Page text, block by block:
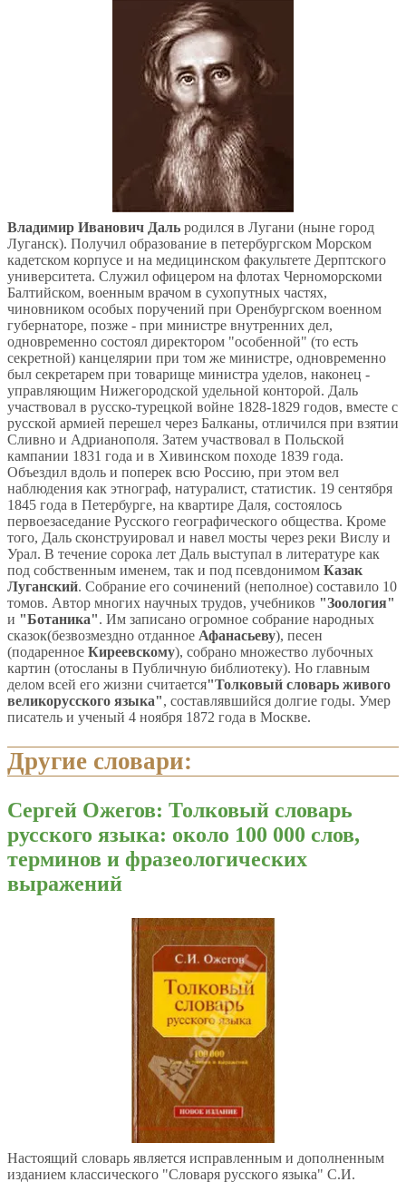
Владимир Иванович Даль родился в Лугани (ныне город
Луганск). Получил образование в петербургском Морском
кадетском корпусе и на медицинском факультете Дерптского
университета. Служил офицером на флотах Черноморскоми
Балтийском, военным врачом в сухопутных частях,
чиновником особых поручений при Оренбургском военном
губернаторе, позже - при министре внутренних дел,
одновременно состоял директором "особенной" (то есть
секретной) канцелярии при том же министре, одновременно
был секретарем при товарище министра уделов, наконец -
управляющим Нижегородской удельной конторой. Даль
участвовал в русско-турецкой войне 1828-1829 годов, вместе с
русской армией перешел через Балканы, отличился при взятии
Сливно и Адрианополя. Затем участвовал в Польской
кампании 1831 года и в Хивинском походе 1839 года.
Объездил вдоль и поперек всю Россию, при этом вел
наблюдения как этнограф, натуралист, статистик. 19 сентября
1845 года в Петербурге, на квартире Даля, состоялось
первоезаседание Русского географического общества. Кроме
того, Даль сконструировал и навел мосты через реки Вислу и
Урал. В течение сорока лет Даль выступал в литературе как
под собственным именем, так и под псевдонимом Казак
Луганский. Собрание его сочинений (неполное) составило 10
томов. Автор многих научных трудов, учебников "Зоология"
и "Ботаника". Им записано огромное собрание народных
сказок(безвозмездно отданное Афанасьеву), песен
(подаренное Киреевскому), собрано множество лубочных
картин (отосланы в Публичную библиотеку). Но главным
делом всей его жизни считается"Толковый словарь живого
великорусского языка", составлявшийся долгие годы. Умер
писатель и ученый 4 ноября 1872 года в Москве.
Другие словари:
Сергей Ожегов: Толковый словарь
русского языка: около 100 000 слов,
терминов и фразеологических
выражений
Настоящий словарь является исправленным и дополненным
изданием классического "Словаря русского языка" С.И.